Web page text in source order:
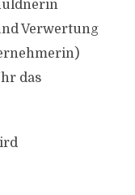
Verwertung
das